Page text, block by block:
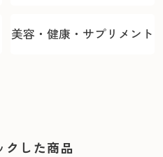
美容・健康・サプリメント
クした商品